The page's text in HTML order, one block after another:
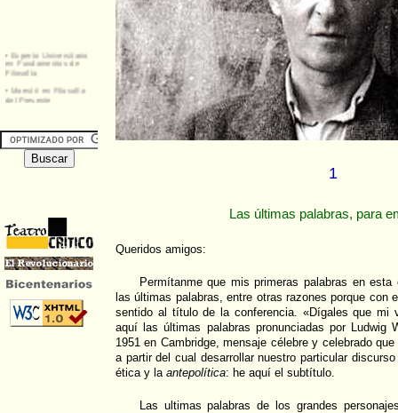
1
Las últimas palabras, para
Queridos amigos:
Permítanme que mis primeras palabras en
las últimas palabras, entre otras razones porque con
sentido al título de la conferencia. «Dígales que mi
aquí las últimas palabras pronunciadas por Ludwig
1951 en Cambridge, mensaje célebre y celebrado
a partir del cual desarrollar nuestro particular
ética y la antepolítica: he aquí el subtítulo.
Las ultimas palabras de los grandes